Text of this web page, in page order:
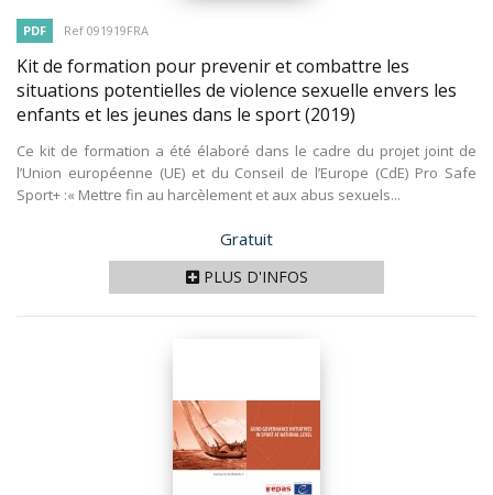
PDF Ref 091919FRA
Kit de formation pour prevenir et combattre les
situations potentielles de violence sexuelle envers les
enfants et les jeunes dans le sport(2019)
Ce kit de formation a été élaboré dans le cadre du projet joint de
l’Union européenne (UE) et du Conseil de l’Europe (CdE) Pro Safe
Sport+ :« Mettre fin au harcèlement et aux abus sexuels...
Prix
Gratuit
PLUS D'INFOS